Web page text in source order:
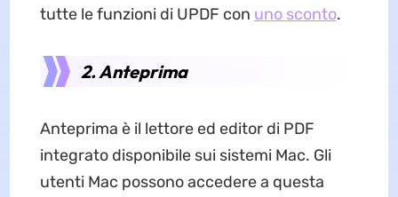
tutte le funzioni di UPDF con uno sconto.
2. Anteprima
Anteprima è il lettore ed editor di PDF
integrato disponibile sui sistemi Mac. Gli
utenti Mac possono accedere a questa